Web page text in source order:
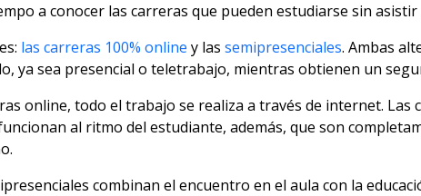
a conocer las carreras que pueden estudiarse sin
las carreras 100% online y las semipresenciales. Ambas
ya sea presencial o teletrabajo, mientras obtienen un
online, todo el trabajo se realiza a través de internet. Las
al ritmo del estudiante, además, que son
combinan el encuentro en el aula con la